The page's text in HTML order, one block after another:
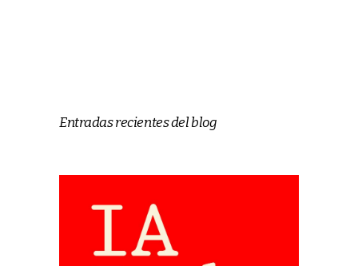
Entradas recientes del blog